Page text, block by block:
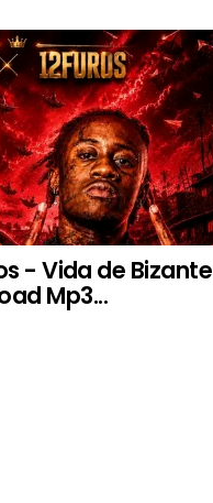
- Vida de Bizante
Mp3...